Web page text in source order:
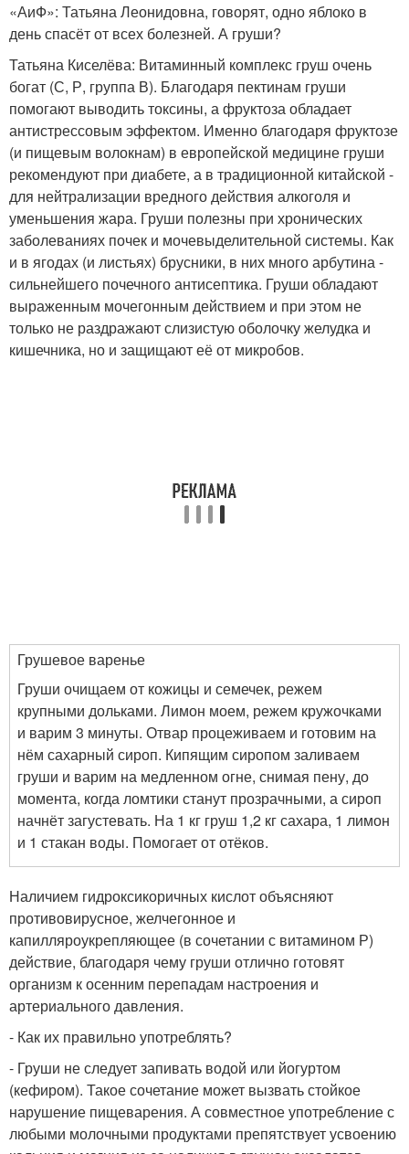
«АиФ»: Татьяна Леонидовна, говорят, одно яблоко в
день спасёт от всех болезней. А груши?
Татьяна Киселёва: Витаминный комплекс груш очень
богат (С, Р, группа В). Благодаря пектинам груши
помогают выводить токсины, а фруктоза обладает
антистрессовым эффектом. Именно благодаря фруктозе
(и пищевым волокнам) в европейской медицине груши
рекомендуют при диабете, а в традиционной китайской -
для нейтрализации вредного действия алкоголя и
уменьшения жара. Груши полезны при хронических
заболеваниях почек и мочевыделительной системы. Как
и в ягодах (и листьях) брусники, в них много арбутина -
сильнейшего почечного анти­септика. Груши обладают
выраженным мочегонным действием и при этом не
только не раздражают слизистую оболочку желудка и
кишечника, но и защищают её от микробов.
Грушевое варенье
Груши очищаем от кожицы и семечек, режем
крупными дольками. Лимон моем, режем кружочками
и варим 3 минуты. Отвар процеживаем и готовим на
нём сахарный сироп. Кипящим сиропом заливаем
груши и варим на медленном огне, снимая пену, до
момента, когда ломтики станут прозрачными, а сироп
начнёт загустевать. На 1 кг груш 1,2 кг сахара, 1 лимон
и 1 стакан воды. Помогает от отёков.
Наличием гидроксикоричных кислот объясняют
противовирусное, желчегонное и
капилляроукрепляющее (в сочетании с витамином Р)
дейст­вие, благодаря чему груши отлично готовят
организм к осенним перепадам настроения и
артериального давления.
- Как их правильно употреблять?
- Груши не следует запивать водой или йогуртом
(кефиром). Такое сочетание может вызвать стойкое
нарушение пищеварения. А совместное употребление с
любыми молочными продуктами препятствует усвоению